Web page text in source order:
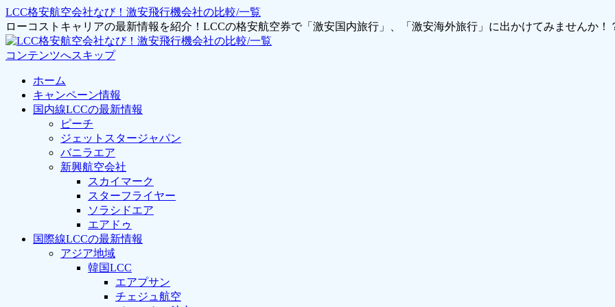
LCC格安航空会社なび！激安飛行機会社の比較/一覧
ローコストキャリアの最新情報を紹介！LCCの格安航空券で「激安国内旅行」、「激安海外旅行」に出かけてみませんか！
コンテンツへスキップ
ホーム
キャンペーン情報
国内線LCCの最新情報
ピーチ
ジェットスタージャパン
バニラエア
新興航空会社
スカイマーク
スターフライヤー
ソラシドエア
エアドゥ
国際線LCCの最新情報
アジア地域
韓国LCC
エアプサン
チェジュ航空